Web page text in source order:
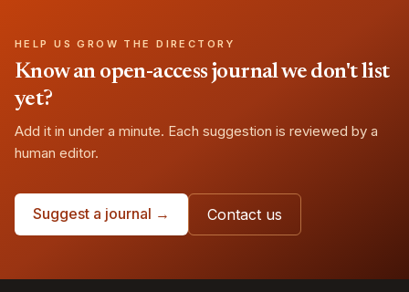
HELP US GROW THE DIRECTORY
Know an open-access journal we don't list
yet?
Add it in under a minute. Each suggestion is reviewed by a
human editor.
Suggest a journal → Contact us